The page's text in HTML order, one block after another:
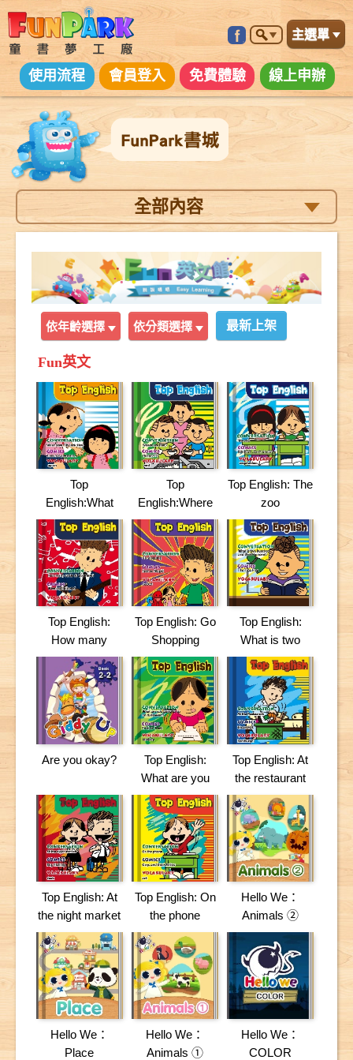
主選單
線上申辦
免費體驗
會員登入
使用流程
全部內容
依年齡選擇 依分類選擇 最新上架
Fun英文
Top
English:What
does Fify look
like?
Top
English:Where
are they?
Top English: The
zoo
Top English:
How many
cards do you
have?
Top English: Go
Shopping
Top English:
What is two
hundred and
three hundred?
Are you okay?
Top English:
What are you
going to do on
Halloween?
Top English: At
the restaurant
Top English: At
the night market
Top English: On
the phone
Hello We：
Animals ②
Hello We：
Place
Hello We：
Animals ①
Hello We：
COLOR